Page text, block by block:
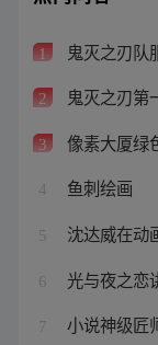
1 鬼灭之刃队
2 鬼灭之刃第
3 像素大厦绿
4 鱼刺绘画
5 沈达威在动
6 光与夜之恋
7 小说神级匠